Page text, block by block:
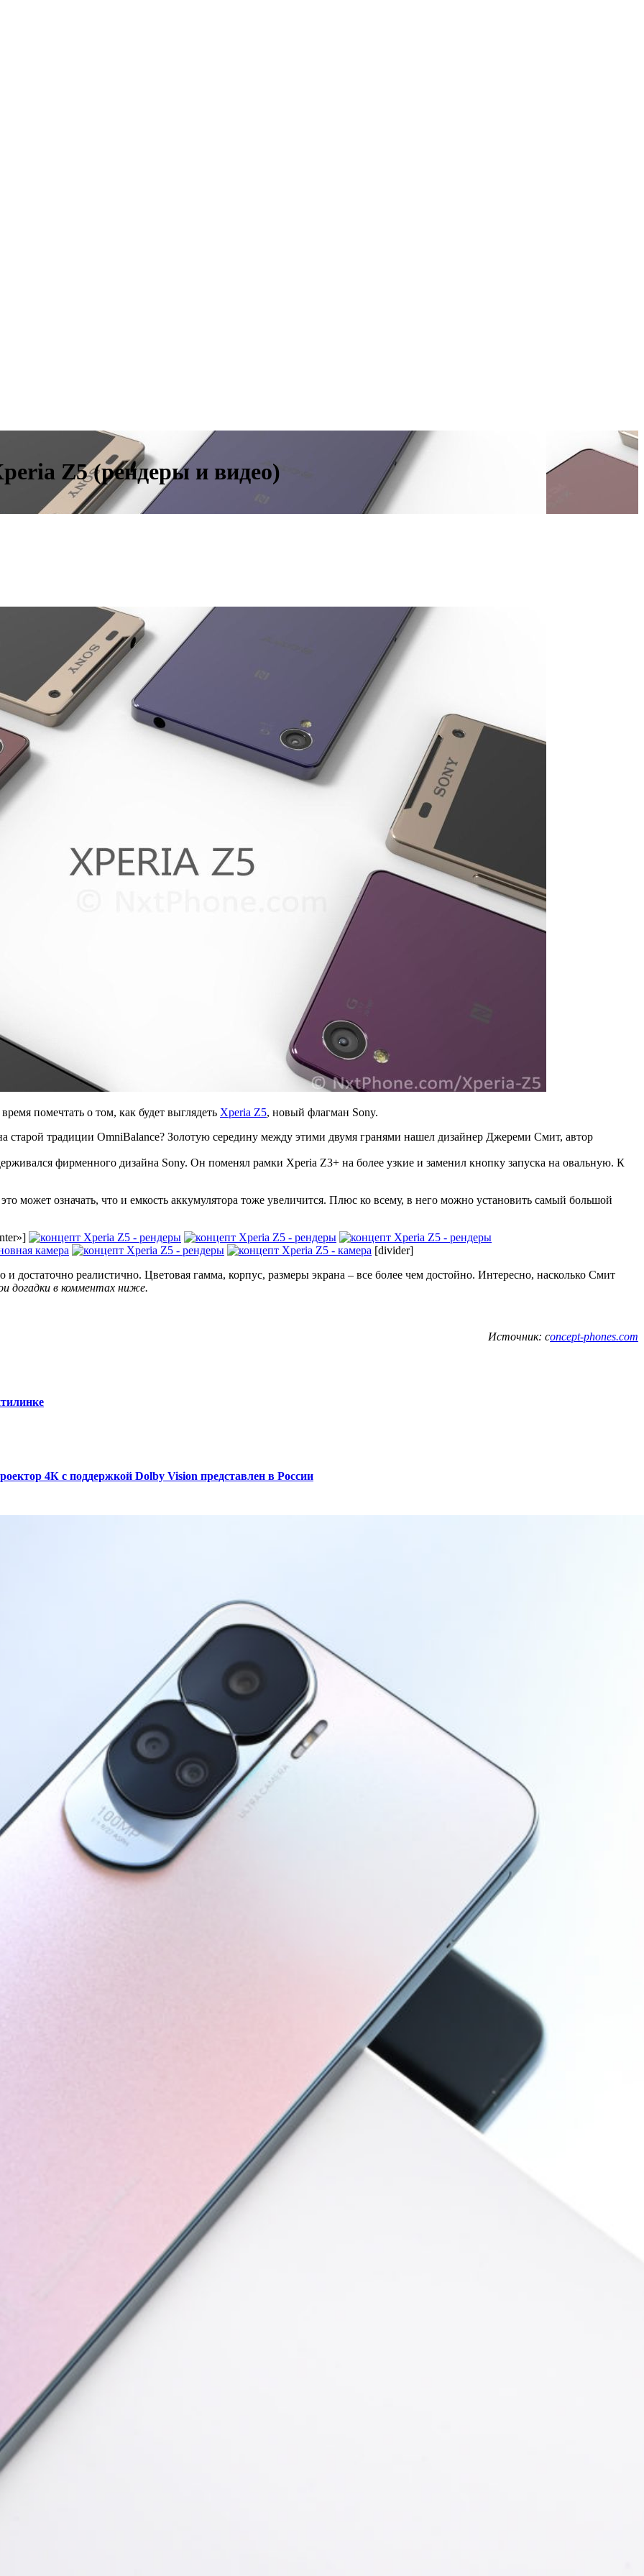
Z5 (рендеры и видео)
помечтать о том, как будет выглядеть Xperia Z5, новый флагман Sony.
старой традиции OmniBalance? Золотую середину между этими двумя гранями нашел дизайнер Джереми Смит, автор
фирменного дизайна Sony. Он поменял рамки Xperia Z3+ на более узкие и заменил кнопку запуска на овальную. К
может означать, что и емкость аккумулятора тоже увеличится. Плюс ко всему, в него можно установить самый большой
[divider]
реалистично. Цветовая гамма, корпус, размеры экрана – все более чем достойно. Интересно, насколько Смит
догадки в комментах ниже.
Источник: concept-phones.com
4К с поддержкой Dolby Vision представлен в России